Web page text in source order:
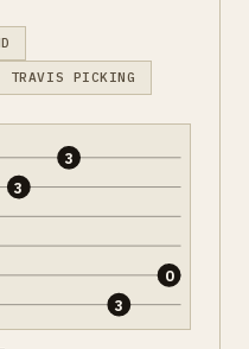
TRAVIS PICKING
3
3
3
0